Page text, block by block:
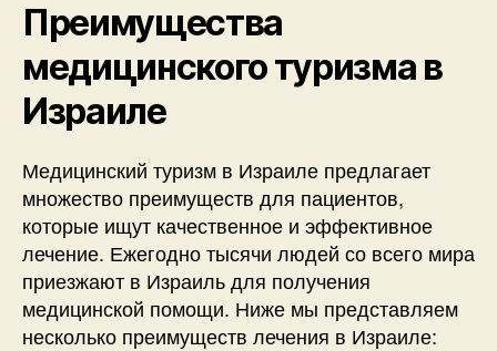
Преимущества
медицинского туризма в
Израиле
Медицинский туризм в Израиле предлагает
множество преимуществ для пациентов,
которые ищут качественное и эффективное
лечение. Ежегодно тысячи людей со всего мира
приезжают в Израиль для получения
медицинской помощи. Ниже мы представляем
несколько преимуществ лечения в Израиле: